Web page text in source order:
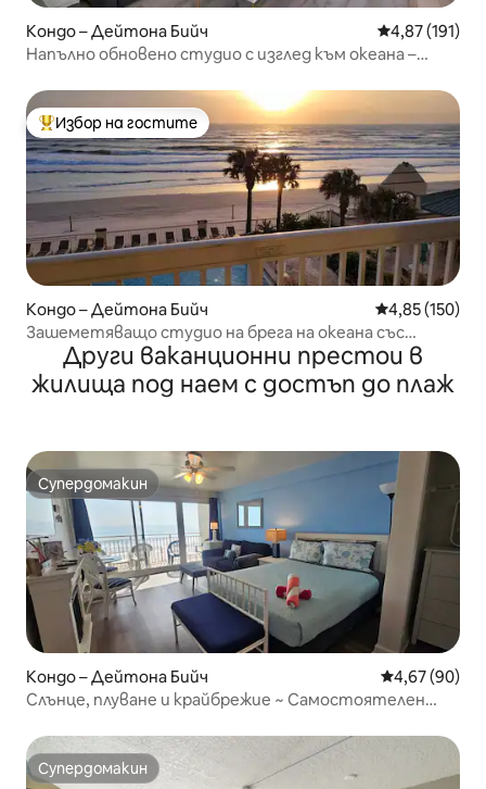
Кондо – Дейтона Бийч Средна
4,87 (191)
Напълно обновено студио с изглед към океана –
Най-популярен избор на гостите
Избор на гостите
Кондо – Дейтона Бийч Средна
4,85 (150)
Зашеметяващо студио на брега на океана със
собствен балкон.
Други ваканционни престои в
жилища под наем с достъп до плаж
Супердомакин
Супердомакин
Кондо – Дейтона Бийч Средна
4,67 (90)
Слънце, плуване и крайбрежие ~ Самостоятелен
Супердомакин
Супердомакин